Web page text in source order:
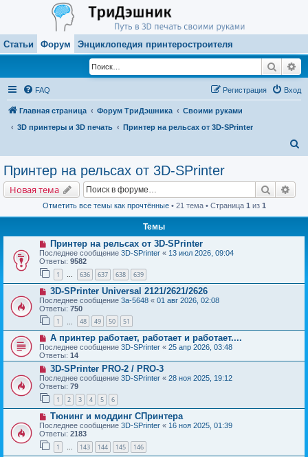
Статьи Форум Энциклопедия принтеростроителя
Поиск
FAQ Вход
Регистрация
Главная страница Форум ТриДэшника
Своими руками
3D принтеры и 3D печать
Принтер на рельсах от 3D-SPrinter
Принтер на рельсах от 3D-SPrinter
Новая тема Поиск
Отметить все темы как прочтённые• 21 тема • Страница 1 из 1
Темы
Принтер на рельсах от 3D-SPrinter
Последнее сообщение 3D-SPrinter « 13 июл 2026, 09:04
Ответы: 9582
1 … 636 637 638 639
3D-SPrinter Universal 2121/2621/2626
Последнее сообщение 3a-5648 « 01 авг 2026, 02:08
Ответы: 750
1 48 49 50 51
А принтер работает, работает и работает....
Последнее сообщение 3D-SPrinter « 25 апр 2026, 03:48
Ответы: 14
3D-SPrinter PRO-2 / PRO-3
Последнее сообщение 3D-SPrinter « 28 ноя 2025, 19:12
Ответы: 79
1 2 3 4 5 6
Тюнинг и моддинг СПринтера
Последнее сообщение 3D-SPrinter « 16 ноя 2025, 01:39
Ответы: 2183
1 … 143 144 145 146